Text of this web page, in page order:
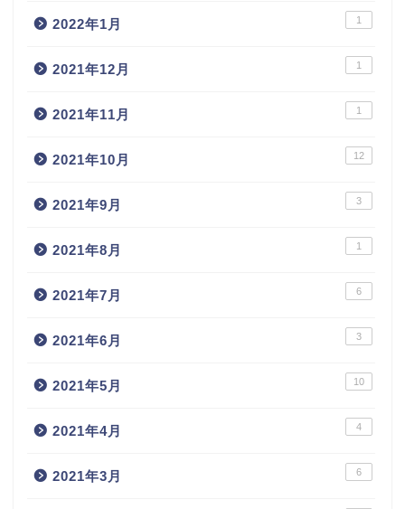
2022年1月 1
2021年12月 1
2021年11月 1
2021年10月 12
2021年9月 3
2021年8月 1
2021年7月 6
2021年6月 3
2021年5月 10
2021年4月 4
2021年3月 6